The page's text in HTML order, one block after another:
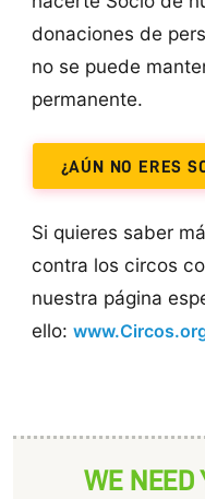
donaciones de
no se puede
permanente.
¿AÚN NO ERES
Si quieres saber
contra los circos
nuestra página
ello:
WE NEED